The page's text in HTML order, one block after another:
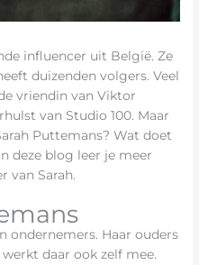
influencer uit België. Ze
duizenden volgers. Veel
vriendin van Viktor
van Studio 100. Maar
Puttemans? Wat doet
deze blog leer je meer
van Sarah.
ondernemers. Haar ouders
daar ook zelf mee.